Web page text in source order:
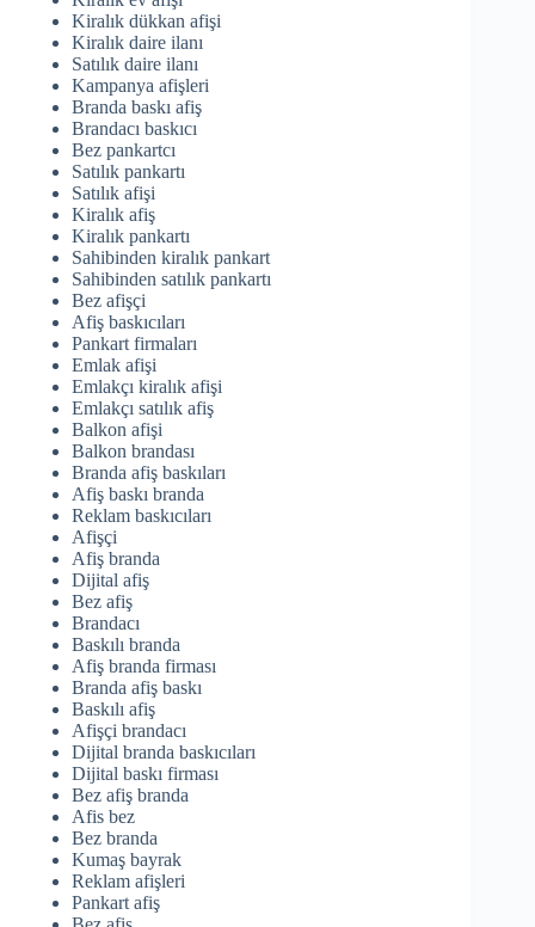
Kiralık dükkan afişi
Kiralık daire ilanı
Satılık daire ilanı
Kampanya afişleri
Branda baskı afiş
Brandacı baskıcı
Bez pankartcı
Satılık pankartı
Satılık afişi
Kiralık afiş
Kiralık pankartı
Sahibinden kiralık pankart
Sahibinden satılık pankartı
Bez afişçi
Afiş baskıcıları
Pankart firmaları
Emlak afişi
Emlakçı kiralık afişi
Emlakçı satılık afiş
Balkon afişi
Balkon brandası
Branda afiş baskıları
Afiş baskı branda
Reklam baskıcıları
Afişçi
Afiş branda
Dijital afiş
Bez afiş
Brandacı
Baskılı branda
Afiş branda firması
Branda afiş baskı
Baskılı afiş
Afişçi brandacı
Dijital branda baskıcıları
Dijital baskı firması
Bez afiş branda
Afis bez
Bez branda
Kumaş bayrak
Reklam afişleri
Pankart afiş